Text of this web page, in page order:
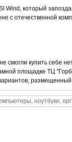
Wind, который
с отечественной
смогли купить себе
площадке ТЦ
ноутбуки,